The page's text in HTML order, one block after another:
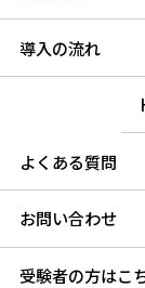
導入の流れ
よくある質問
お問い合わせ
受験者の方はこ